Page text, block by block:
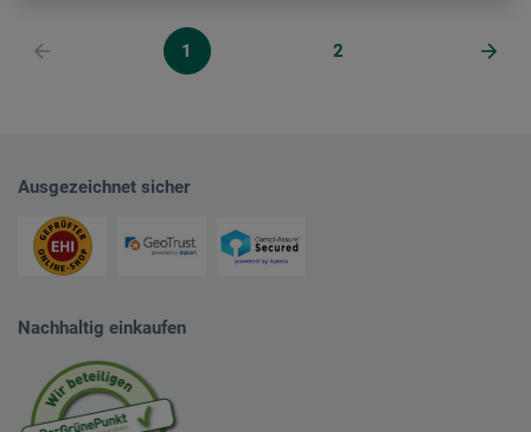
1 2
Ausgezeichnet sicher
Nachhaltig einkaufen